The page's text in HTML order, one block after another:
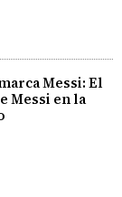
Messi: El
Messi en la